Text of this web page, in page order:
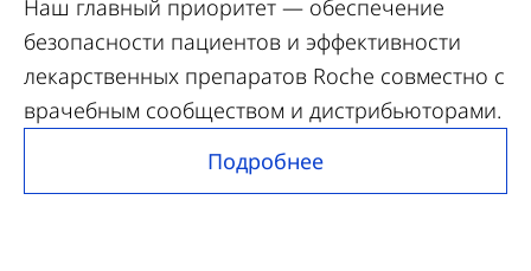
Наш главный приоритет — обеспечение
безопасности пациентов и эффективности
лекарственных препаратов Roche совместно с
врачебным сообществом и дистрибьюторами.
Подробнее